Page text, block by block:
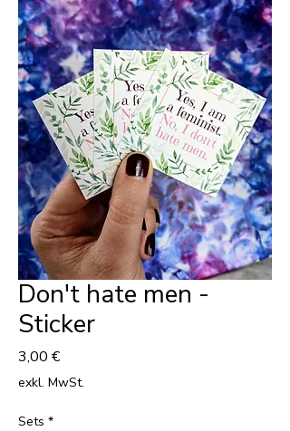
Don't hate men -
Sticker
3,00 €Preis
exkl. MwSt.
Sets *